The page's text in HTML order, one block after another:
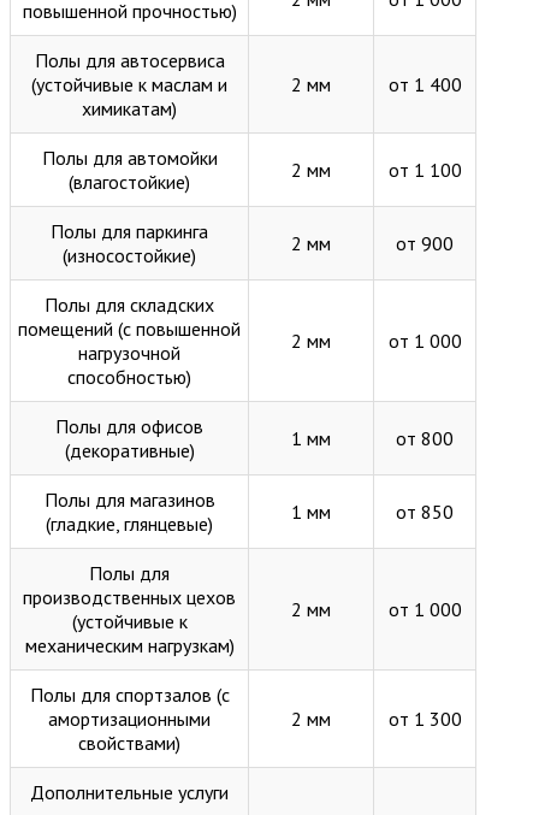
повышенной прочностью)
Полы для автосервиса
(устойчивые к маслам и
химикатам)
2 мм от 1 400
Полы для автомойки
(влагостойкие)
2 мм от 1 100
Полы для паркинга
(износостойкие)
2 мм от 900
Полы для складских
помещений (с повышенной
нагрузочной
способностью)
2 мм от 1 000
Полы для офисов
(декоративные)
1 мм от 800
Полы для магазинов
(гладкие, глянцевые)
1 мм от 850
Полы для
производственных цехов
(устойчивые к
механическим нагрузкам)
2 мм от 1 000
Полы для спортзалов (с
амортизационными
свойствами)
2 мм от 1 300
Дополнительные услуги